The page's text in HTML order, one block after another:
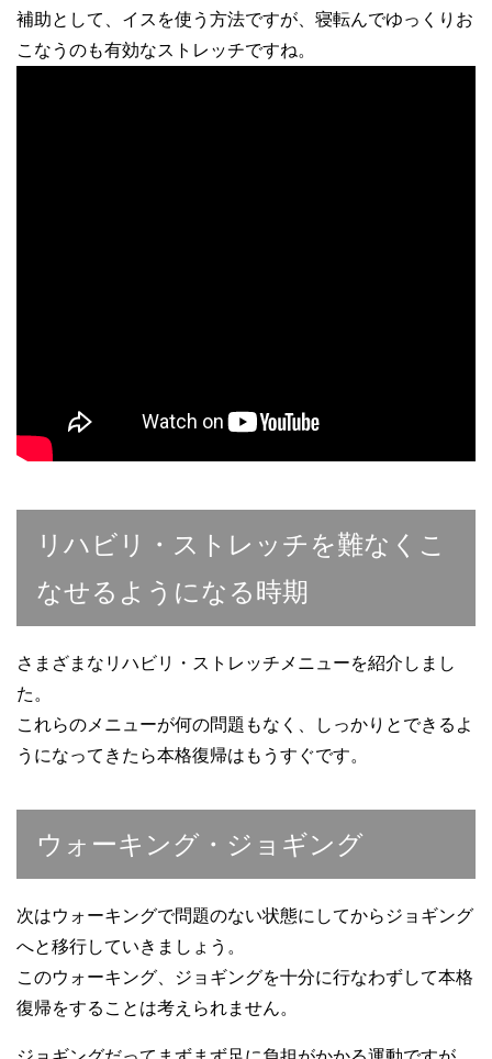
補助として、イスを使う方法ですが、寝転んでゆっくりお
こなうのも有効なストレッチですね。
リハビリ・ストレッチを難なくこ
なせるようになる時期
さまざまなリハビリ・ストレッチメニューを紹介しまし
た。
これらのメニューが何の問題もなく、しっかりとできるよ
うになってきたら本格復帰はもうすぐです。
ウォーキング・ジョギング
次はウォーキングで問題のない状態にしてからジョギング
へと移行していきましょう。
このウォーキング、ジョギングを十分に行なわずして本格
復帰をすることは考えられません。